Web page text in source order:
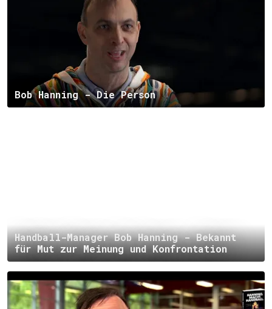
Bob Hanning - Die Person
Handball-Manager Bob Hanning - Bekannt
für Mut zur Meinung und Konfrontation